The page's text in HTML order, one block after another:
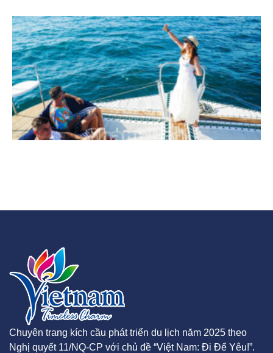
Chuyên trang kích cầu phát triển du lịch năm 2025 theo
Nghị quyết 11/NQ-CP với chủ đề “Việt Nam: Đi Để Yêu!”.